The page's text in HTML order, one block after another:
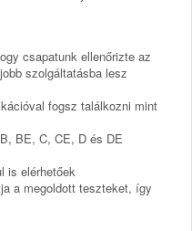
csapatunk ellenőrizte az
szolgáltatásba lesz
fogsz találkozni mint
BE, C, CE, D és DE
is elérhetőek
a megoldott teszteket, így